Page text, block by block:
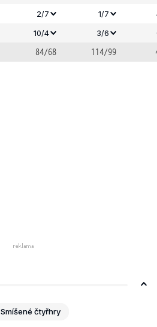
2/7 1/7
10/4 3/6
84/68 114/99
Smíšené čtyřhry